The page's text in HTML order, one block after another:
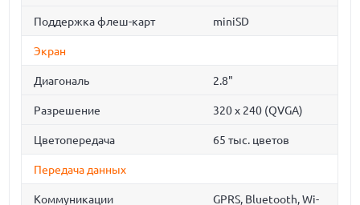
Поддержка флеш-карт miniSD
Экран
Диагональ 2.8"
Разрешение 320 x 240 (QVGA)
Цветопередача 65 тыс. цветов
Передача данных
Коммуникации GPRS, Bluetooth, Wi-